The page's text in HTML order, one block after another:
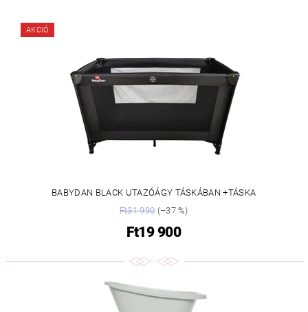
AKCIÓ
BABYDAN BLACK UTAZÓÁGY TÁSKÁBAN +TÁSKA
Ft31 990(–37 %)
Ft19 900